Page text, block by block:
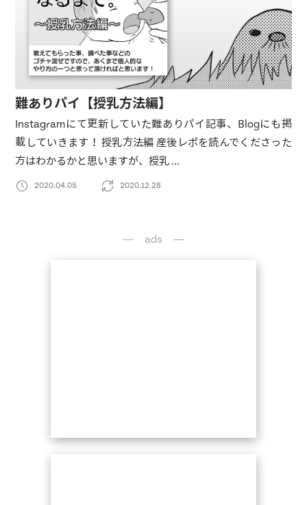
難ありパイ【授乳方法編】
Instagramにて更新していた難ありパイ記事、Blogにも掲
載していきます！ 授乳方法編 産後レポを読んでくださった
方はわかるかと思いますが、授乳 …
2020.04.05 2020.12.28
ads